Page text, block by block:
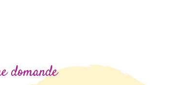
domande